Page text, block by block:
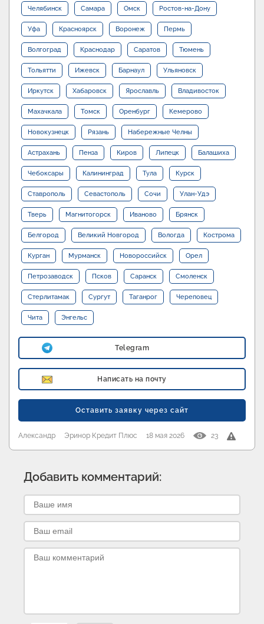
Челябинск Самара Омск Ростов-на-Дону
Уфа Красноярск Воронеж Пермь
Волгоград Краснодар Саратов Тюмень
Тольятти Ижевск Барнаул Ульяновск
Иркутск Хабаровск Ярославль Владивосток
Махачкала Томск Оренбург Кемерово
Новокузнецк Рязань Набережные Челны
Астрахань Пенза Киров Липецк Балашиха
Чебоксары Калининград Тула Курск
Ставрополь Севастополь Сочи Улан-Удэ
Тверь Магнитогорск Иваново Брянск
Белгород Великий Новгород Вологда Кострома
Курган Мурманск Новороссийск Орел
Петрозаводск Псков Саранск Смоленск
Стерлитамак Сургут Таганрог Череповец
Чита Энгельс
Telegram
Написать на почту
Оставить заявку через сайт
Александр Эринор Кредит Плюс 18 мая 2026 23
Добавить комментарий: